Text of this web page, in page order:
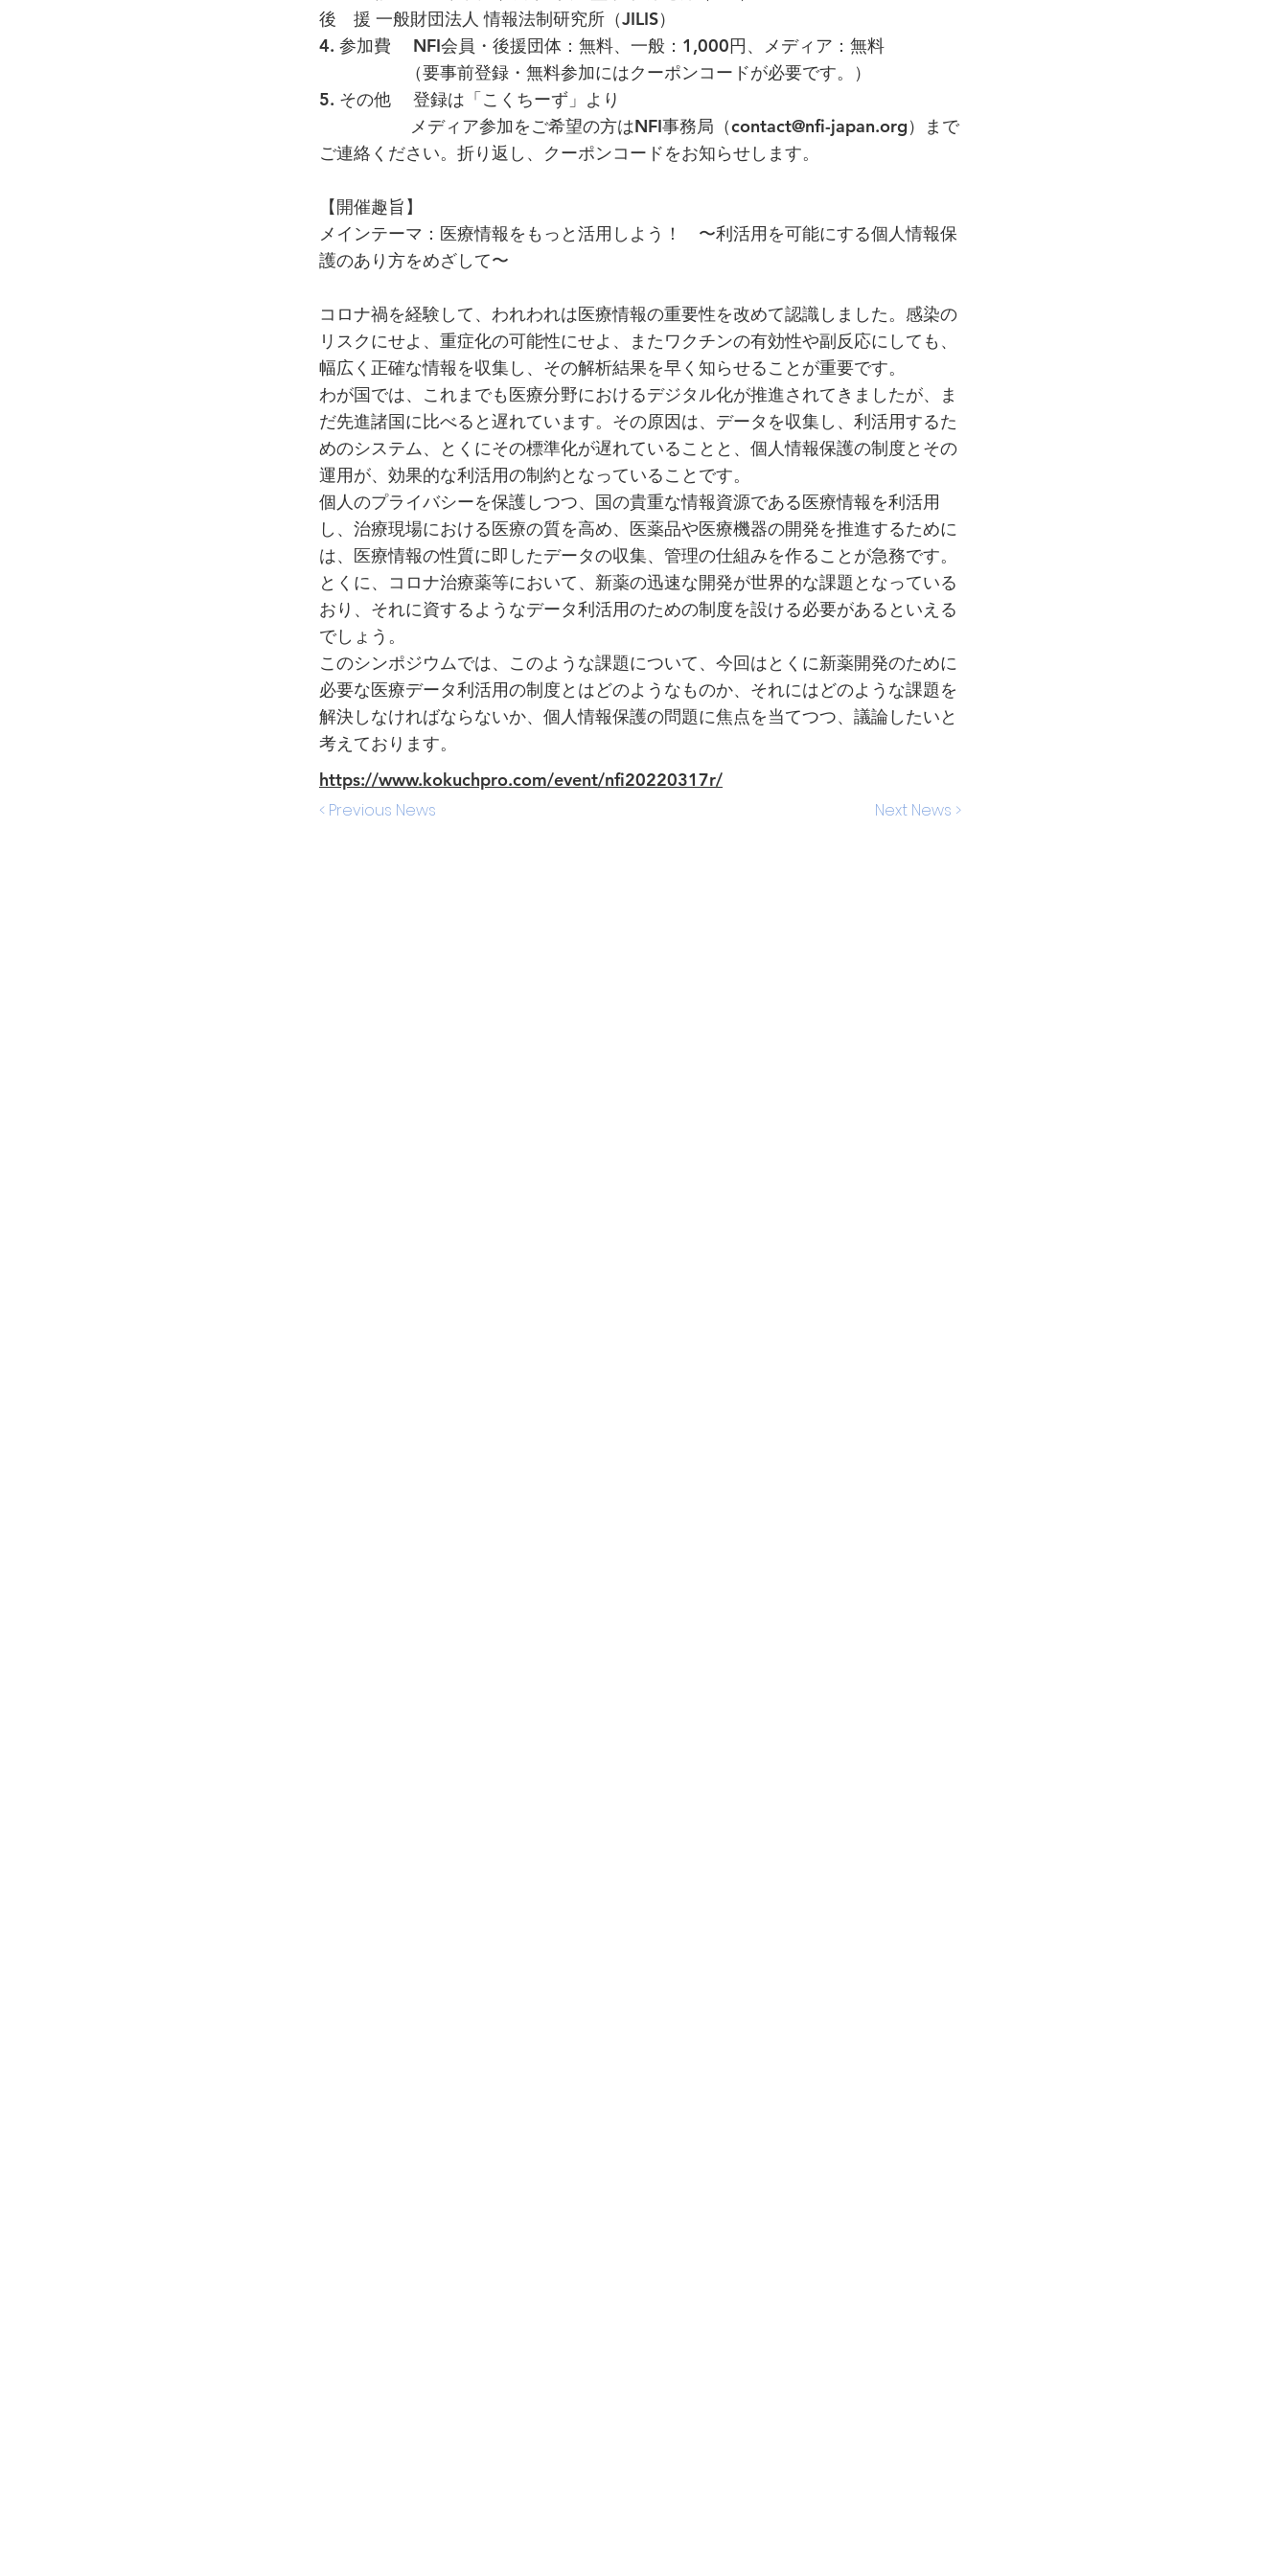
後 援 一般財団法人 情報法制研究所（JILIS）
4. 参加費 NFI会員・後援団体：無料、一般：1,000円、メディア：無料
（要事前登録・無料参加にはクーポンコードが必要です。）
5. その他 登録は「こくちーず」より
メディア参加をご希望の方はNFI事務局（contact@nfi-japan.org）まで
ご連絡ください。折り返し、クーポンコードをお知らせします。
【開催趣旨】
メインテーマ：医療情報をもっと活用しよう！ 〜利活用を可能にする個人情報保
護のあり方をめざして〜
コロナ禍を経験して、われわれは医療情報の重要性を改めて認識しました。感染の
リスクにせよ、重症化の可能性にせよ、またワクチンの有効性や副反応にしても、
幅広く正確な情報を収集し、その解析結果を早く知らせることが重要です。
わが国では、これまでも医療分野におけるデジタル化が推進されてきましたが、ま
だ先進諸国に比べると遅れています。その原因は、データを収集し、利活用するた
めのシステム、とくにその標準化が遅れていることと、個人情報保護の制度とその
運用が、効果的な利活用の制約となっていることです。
個人のプライバシーを保護しつつ、国の貴重な情報資源である医療情報を利活用
し、治療現場における医療の質を高め、医薬品や医療機器の開発を推進するために
は、医療情報の性質に即したデータの収集、管理の仕組みを作ることが急務です。
とくに、コロナ治療薬等において、新薬の迅速な開発が世界的な課題となっている
おり、それに資するようなデータ利活用のための制度を設ける必要があるといえる
でしょう。
このシンポジウムでは、このような課題について、今回はとくに新薬開発のために
必要な医療データ利活用の制度とはどのようなものか、それにはどのような課題を
解決しなければならないか、個人情報保護の問題に焦点を当てつつ、議論したいと
考えております。
https://www.kokuchpro.com/event/nfi20220317r/
< Previous News
Next News >